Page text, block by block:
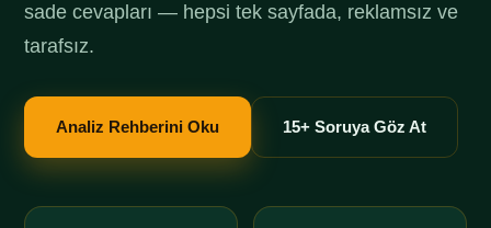
sade cevapları — hepsi tek sayfada, reklamsız ve
tarafsız.
Analiz Rehberini Oku 15+ Soruya Göz At